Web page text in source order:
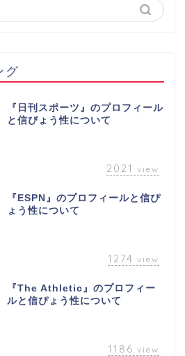
グ
『日刊スポーツ』のプロフィール
と信ぴょう性について
2021 view
『ESPN』のプロフィールと信ぴ
ょう性について
1274 view
『The Athletic』のプロフィー
ルと信ぴょう性について
1186 view